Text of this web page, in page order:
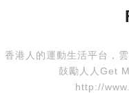
香港人的運動生活平台，
鼔勵人人Get
http://